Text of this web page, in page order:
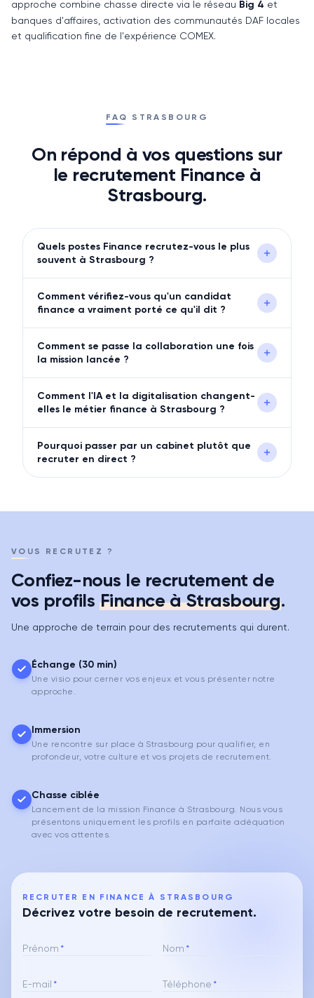
approche combine chasse directe via le réseau Big 4 et
banques d'affaires, activation des communautés DAF locales
et qualification fine de l'expérience COMEX.
FAQ STRASBOURG
On répond à vos questions sur
le recrutement Finance à
Strasbourg.
Quels postes Finance recrutez-vous le plus
souvent à Strasbourg ?
Comment vérifiez-vous qu'un candidat
finance a vraiment porté ce qu'il dit ?
Comment se passe la collaboration une fois
la mission lancée ?
Comment l'IA et la digitalisation changent-
elles le métier finance à Strasbourg ?
Pourquoi passer par un cabinet plutôt que
recruter en direct ?
VOUS RECRUTEZ ?
Confiez-nous le recrutement de
vos profils FinanceàStrasbourg.
Une approche de terrain pour des recrutements qui durent.
Échange (30 min)
Une visio pour cerner vos enjeux et vous présenter notre
approche.
Immersion
Une rencontre sur place à Strasbourg pour qualifier, en
profondeur, votre culture et vos projets de recrutement.
Chasse ciblée
Lancement de la mission Finance à Strasbourg. Nous vous
présentons uniquement les profils en parfaite adéquation
avec vos attentes.
RECRUTER EN FINANCE À STRASBOURG
Décrivez votre besoin de recrutement.
Prénom * Nom *
E-mail * Téléphone *